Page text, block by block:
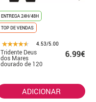
ENTREGA 24H/48H
TOP DE VENDAS
4.53/5.00
Tridente Deus
dos Mares
dourado de 120
6.99€
ADICIONAR